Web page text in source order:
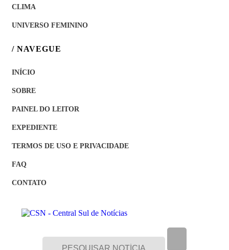
CLIMA
UNIVERSO FEMININO
/ NAVEGUE
INÍCIO
SOBRE
PAINEL DO LEITOR
EXPEDIENTE
TERMOS DE USO E PRIVACIDADE
FAQ
CONTATO